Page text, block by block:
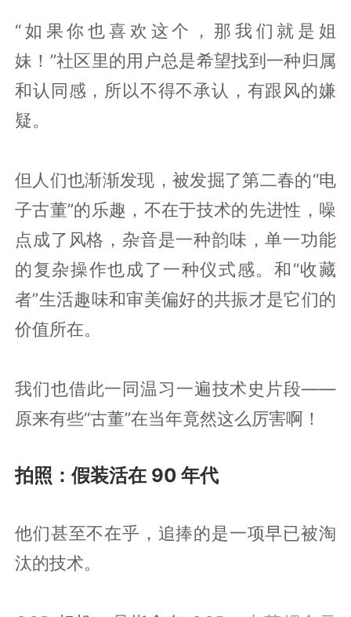
“如果你也喜欢这个，那我们就是姐
妹！”社区里的用户总是希望找到一种归属
和认同感，所以不得不承认，有跟风的嫌
疑。
但人们也渐渐发现，被发掘了第二春的“电
子古董”的乐趣，不在于技术的先进性，噪
点成了风格，杂音是一种韵味，单一功能
的复杂操作也成了一种仪式感。和“收藏
者”生活趣味和审美偏好的共振才是它们的
价值所在。
我们也借此一同温习一遍技术史片段——
原来有些“古董”在当年竟然这么厉害啊！
拍照：假装活在 90 年代
他们甚至不在乎，追捧的是一项早已被淘
汰的技术。